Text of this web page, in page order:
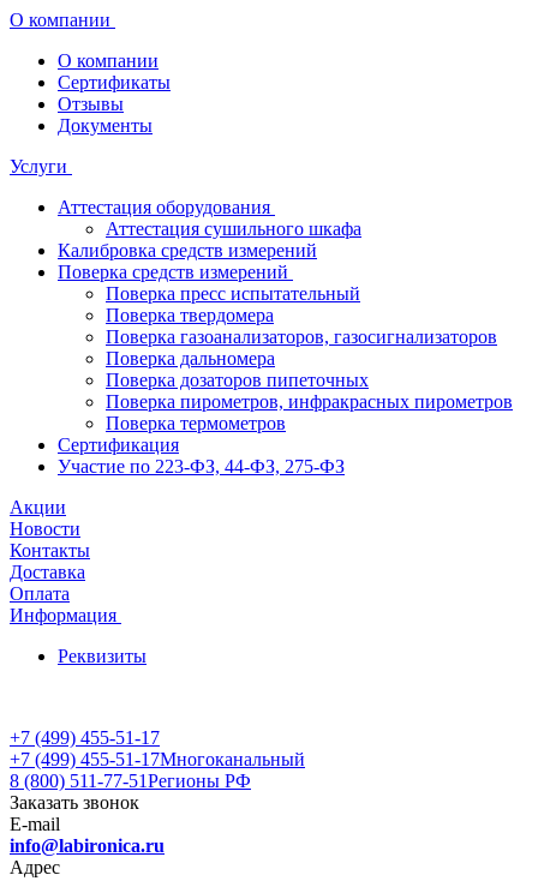
О компании
О компании
Сертификаты
Отзывы
Документы
Услуги
Аттестация оборудования
Аттестация сушильного шкафа
Калибровка средств измерений
Поверка средств измерений
Поверка пресс испытательный
Поверка твердомера
Поверка газоанализаторов, газосигнализаторов
Поверка дальномера
Поверка дозаторов пипеточных
Поверка пирометров, инфракрасных пирометров
Поверка термометров
Сертификация
Участие по 223-ФЗ, 44-ФЗ, 275-ФЗ
Акции
Новости
Контакты
Доставка
Оплата
Информация
Реквизиты
+7 (499) 455-51-17
+7 (499) 455-51-17Многоканальный
8 (800) 511-77-51Регионы РФ
Заказать звонок
E-mail
info@labironica.ru
Адрес